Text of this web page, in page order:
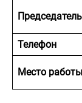
Председатель
Телефон
Место работы